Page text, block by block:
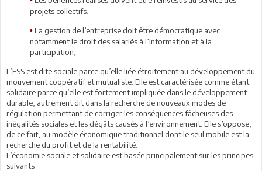
projets collectifs.
• La gestion de l’entreprise doit être démocratique avec
notamment le droit des salariés à l’information et à la
participation,
L’ESS est dite sociale parce qu’elle liée étroitement au développement du
mouvement coopératif et mutualiste. Elle est caractérisée comme étant
solidaire parce qu’elle est fortement impliquée dans le développement
durable, autrement dit dans la recherche de nouveaux modes de
régulation permettant de corriger les conséquences fâcheuses des
inégalités sociales et les dégâts causés à l’environnement. Elle s’oppose,
de ce fait, au modèle économique traditionnel dont le seul mobile est la
recherche du profit et de la rentabilité.
L’économie sociale et solidaire est basée principalement sur les principes
suivants :